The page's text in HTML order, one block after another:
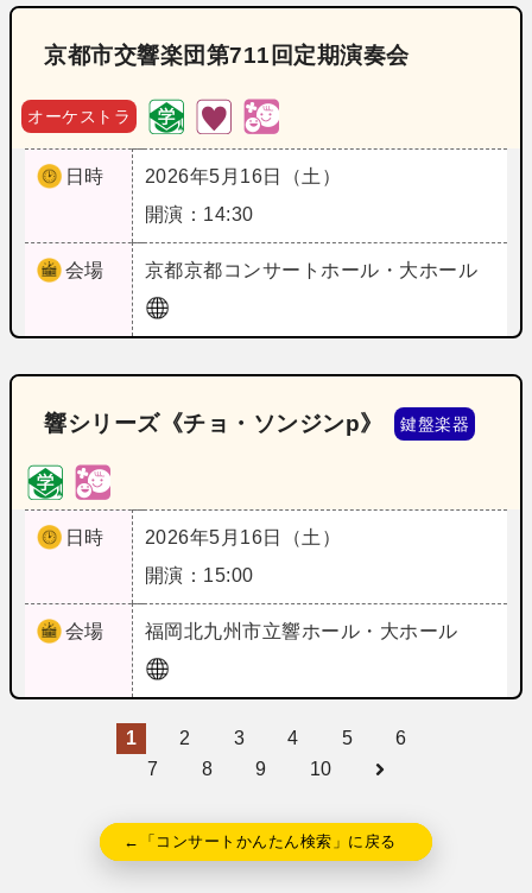
京都市交響楽団第711回定期演奏会
オーケストラ
日時
2026年5月16日（土）
開演：14:30
会場 京都京都コンサートホール・大ホール
響シリーズ《チョ・ソンジンp》 鍵盤楽器
日時
2026年5月16日（土）
開演：15:00
会場 福岡北九州市立響ホール・大ホール
1 2 3 4 5
6
7
8 9 10
←「コンサートかんたん検索」に戻る